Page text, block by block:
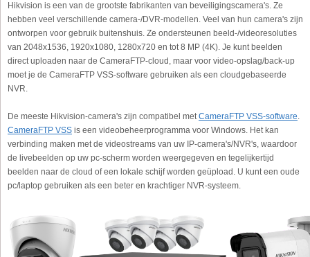
Hikvision is een van de grootste fabrikanten van beveiligingscamera's. Ze
hebben veel verschillende camera-/DVR-modellen. Veel van hun camera's zijn
ontworpen voor gebruik buitenshuis. Ze ondersteunen beeld-/videoresoluties
van 2048x1536, 1920x1080, 1280x720 en tot 8 MP (4K). Je kunt beelden
direct uploaden naar de CameraFTP-cloud, maar voor video-opslag/back-up
moet je de CameraFTP VSS-software gebruiken als een cloudgebaseerde
NVR.
De meeste Hikvision-camera's zijn compatibel metCameraFTP VSS-software.
CameraFTP VSS is een videobeheerprogramma voor Windows. Het kan
verbinding maken met de videostreams van uw IP-camera's/NVR's, waardoor
de livebeelden op uw pc-scherm worden weergegeven en tegelijkertijd
beelden naar de cloud of een lokale schijf worden geüpload. U kunt een oude
pc/laptop gebruiken als een beter en krachtiger NVR-systeem.